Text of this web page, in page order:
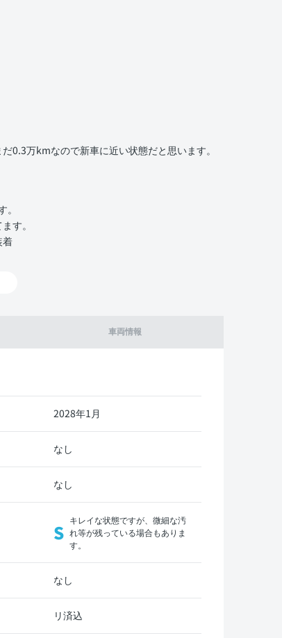
車両情報
2028年1月
なし
なし
S
キレイな状態ですが、微細な汚
れ等が残っている場合もありま
す。
なし
リ済込
0.3万kmなので新車に近い状態だと思います。
す。
着